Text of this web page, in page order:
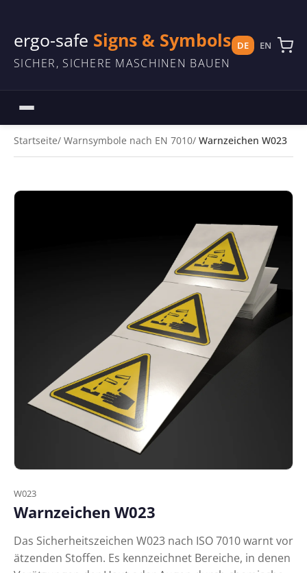
ergo-safe Signs & Symbols
SICHER, SICHERE MASCHINEN BAUEN
DE EN
Startseite Warnsymbole nach EN 7010 Warnzeichen W023
W023
Warnzeichen W023
Das Sicherheitszeichen W023 nach ISO 7010 warnt vor
ätzenden Stoffen. Es kennzeichnet Bereiche, in denen